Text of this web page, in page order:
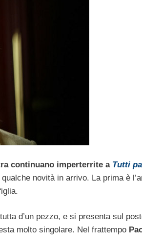
continuano imperterrite a Tutti
novità in arrivo. La prima è
d’un pezzo, e si presenta sul
molto singolare. Nel frattempo